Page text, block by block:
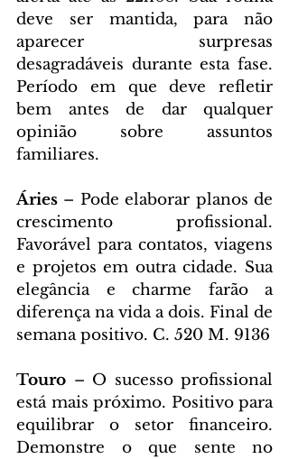
deve ser mantida, para não
aparecer surpresas
desagradáveis durante esta fase.
Período em que deve refletir
bem antes de dar qualquer
opinião sobre assuntos
familiares.
Áries – Pode elaborar planos de
crescimento profissional.
Favorável para contatos, viagens
e projetos em outra cidade. Sua
elegância e charme farão a
diferença na vida a dois. Final de
semana positivo. C. 520 M. 9136
Touro – O sucesso profissional
está mais próximo. Positivo para
equilibrar o setor financeiro.
Demonstre o que sente no